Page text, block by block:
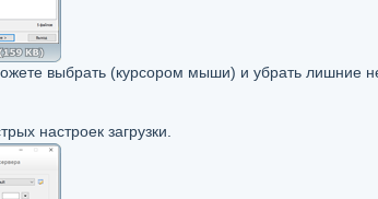
выбрать (курсором мыши) и убрать лишние
настроек загрузки.